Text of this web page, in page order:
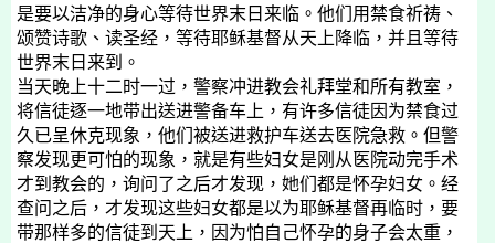
是要以洁净的身心等待世界末日来临。他们用禁食祈祷、
颂赞诗歌、读圣经，等待耶稣基督从天上降临，并且等待
世界末日来到。
当天晚上十二时一过，警察冲进教会礼拜堂和所有教室，
将信徒逐一地带出送进警备车上，有许多信徒因为禁食过
久已呈休克现象，他们被送进救护车送去医院急救。但警
察发现更可怕的现象，就是有些妇女是刚从医院动完手术
才到教会的，询问了之后才发现，她们都是怀孕妇女。经
查问之后，才发现这些妇女都是以为耶稣基督再临时，要
带那样多的信徒到天上，因为怕自己怀孕的身子会太重，